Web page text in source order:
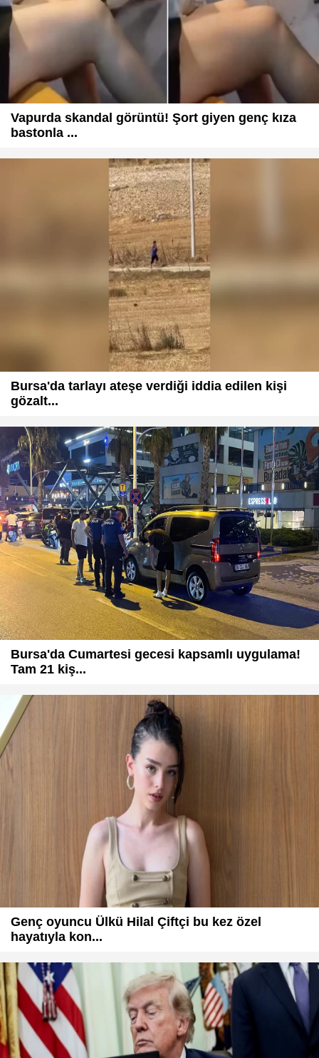
Vapurda skandal görüntü! Şort giyen genç kıza
bastonla ...
Bursa'da tarlayı ateşe verdiği iddia edilen kişi
gözalt...
Bursa'da Cumartesi gecesi kapsamlı uygulama!
Tam 21 kiş...
Genç oyuncu Ülkü Hilal Çiftçi bu kez özel
hayatıyla kon...